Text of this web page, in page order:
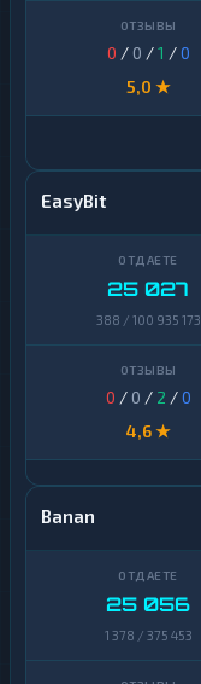
0 / 0 /1 /0
5,0 ★
EasyBit
25 027
388 / 100 935 173
0 / 0 / 2 /0
4,6 ★
Banan
25 056
1 378 / 375 453